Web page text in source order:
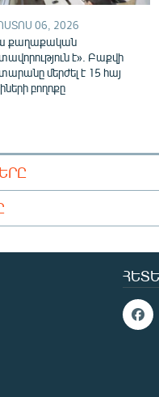
06, 2026
քաղաքական
է». Բաքվի
մերժել է 15 հայ
բողոքը